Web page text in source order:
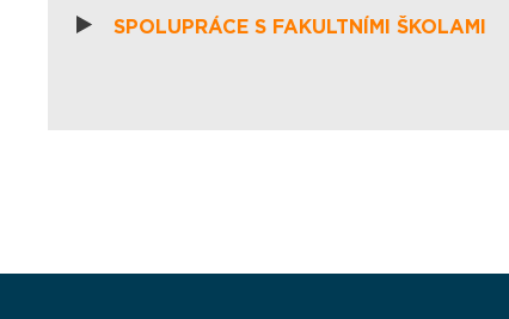
SPOLUPRÁCE S FAKULTNÍMI ŠKOLAMI